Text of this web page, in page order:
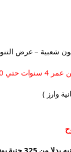
شعبية – عرض
10 سنوات